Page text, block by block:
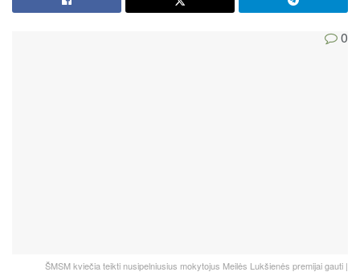
0
ŠMSM kviečia teikti nusipelniusius mokytojus Meilės Lukšienės premijai gauti |